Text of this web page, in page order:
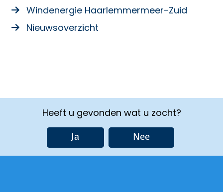
Windenergie Haarlemmermeer-Zuid
Nieuwsoverzicht
Heeft u gevonden wat u zocht?
Ja Nee